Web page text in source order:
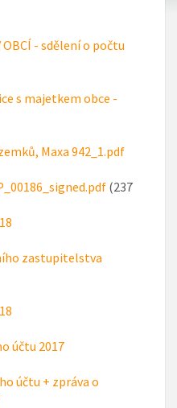
OBCÍ - sdělení o počtu
s majetkem obce -
Maxa 942_1.pdf
(237
zastupitelstva
účtu 2017
účtu + zpráva o